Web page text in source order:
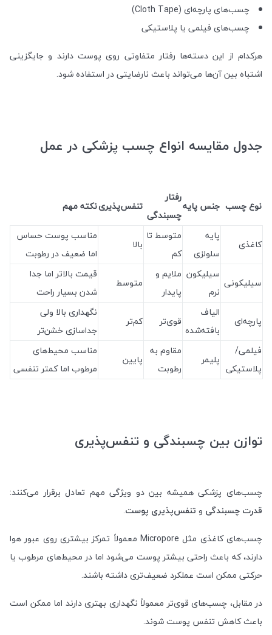
چسب‌های پارچه‌ای (Cloth Tape)
چسب‌های فیلمی یا پلاستیکی
هرکدام از این دسته‌ها رفتار متفاوتی روی پوست دارند و جایگزینی
اشتباه بین آن‌ها می‌تواند باعث نارضایتی در استفاده شود.
جدول مقایسه انواع چسب پزشکی در عمل
نوع چسب جنس پایه
رفتار
چسبندگی
تنفس‌پذیرینکته مهم
کاغذی
پایه
سلولزی
متوسط تا
کم
بالا
مناسب پوست حساس
اما ضعیف در رطوبت
سیلیکونی
سیلیکون
نرم
ملایم و
پایدار
متوسط
قیمت بالاتر اما جدا
شدن بسیار راحت
پارچه‌ای
الیاف
بافته‌شده
قوی‌تر کم‌تر
نگهداری بالا ولی
جداسازی خشن‌تر
فیلمی/
پلاستیکی
پلیمر
مقاوم به
رطوبت
پایین
مناسب محیط‌های
مرطوب اما کمتر تنفسی
توازن بین چسبندگی و تنفس‌پذیری
چسب‌های پزشکی همیشه بین دو ویژگی مهم تعادل برقرار می‌کنند:
قدرت چسبندگی و تنفس‌پذیری پوست.
چسب‌های کاغذی مثل Micropore معمولاً تمرکز بیشتری روی عبور هوا
دارند، که باعث راحتی بیشتر پوست می‌شود اما در محیط‌های مرطوب یا
حرکتی ممکن است عملکرد ضعیف‌تری داشته باشند.
در مقابل، چسب‌های قوی‌تر معمولاً نگهداری بهتری دارند اما ممکن است
باعث کاهش تنفس پوست شوند.